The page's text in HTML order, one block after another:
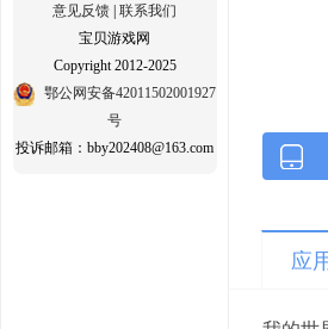
意见反馈 | 联系我们
宝贝游戏网
Copyright 2012-2025
鄂公网安备42011502001927
号
投诉邮箱：bby202408@163.com
应